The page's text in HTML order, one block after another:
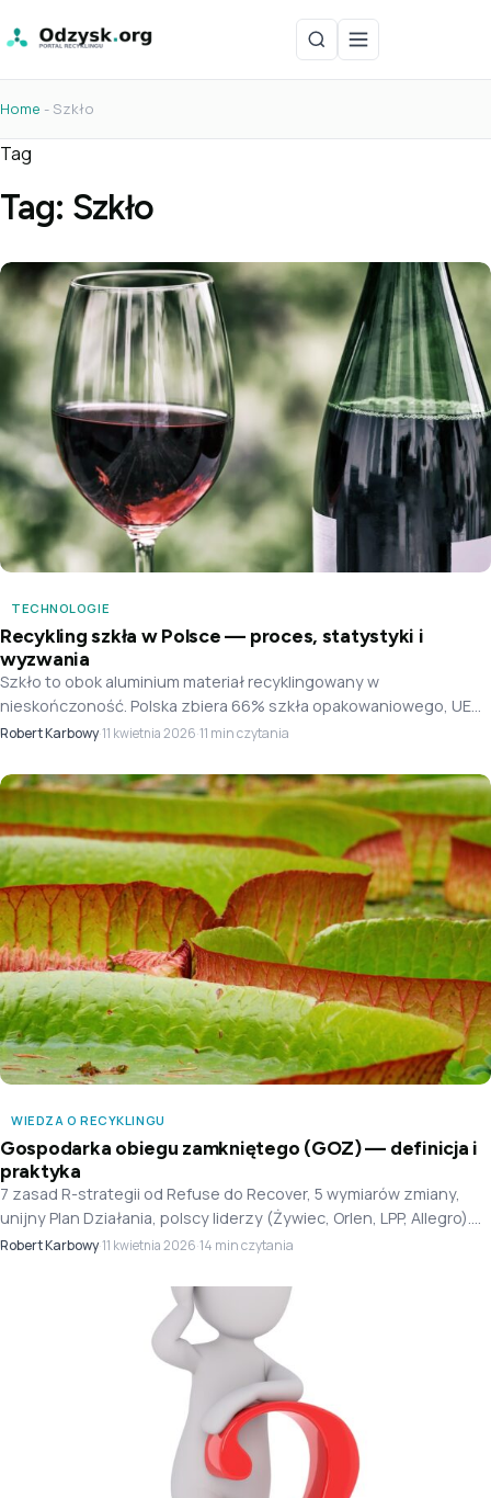
Home - Szkło
Tag
Tag: Szkło
TECHNOLOGIE
Recykling szkła w Polsce — proces, statystyki i
wyzwania
Szkło to obok aluminium materiał recyklingowany w
nieskończoność. Polska zbiera 66% szkła opakowaniowego, UE
76%. Proces krok po kroku, O-I, Ardagh, Saint-Gobain i wyzwania
Robert Karbowy·11 kwietnia 2026·11 min czytania
WIEDZA O RECYKLINGU
Gospodarka obiegu zamkniętego (GOZ) — definicja i
praktyka
7 zasad R-strategii od Refuse do Recover, 5 wymiarów zmiany,
unijny Plan Działania, polscy liderzy (Żywiec, Orlen, LPP, Allegro).
Recykling to dopiero szósta strategia.
Robert Karbowy·11 kwietnia 2026·14 min czytania